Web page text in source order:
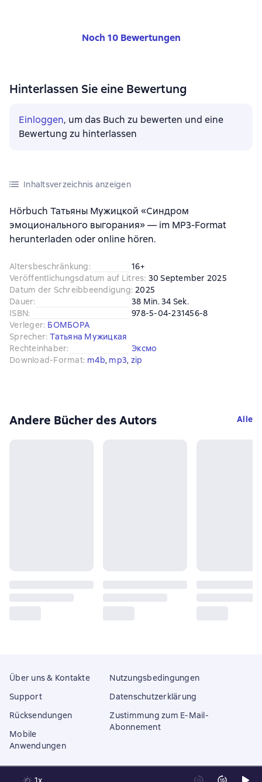
Noch 10 Bewertungen
Hinterlassen Sie eine Bewertung
Einloggen, um das Buch zu bewerten und eine
Bewertung zu hinterlassen
Inhaltsverzeichnis anzeigen
Hörbuch Татьяны Мужицкой «Синдром
эмоционального выгорания» — im MP3-Format
herunterladen oder online hören.
Altersbeschränkung:
16+
Veröffentlichungsdatum auf Litres: 30 September 2025
Datum der Schreibbeendigung: 2025
Dauer:
38 Min. 34 Sek.
ISBN:
978-5-04-231456-8
Verleger: БОМБОРА
Sprecher: Татьяна Мужицкая
Rechteinhaber:
Эксмо
Download-Format: m4b, mp3, zip
Andere Bücher des Autors Alle
Über uns & Kontakte
Support
Rücksendungen
Mobile
Anwendungen
Nutzungsbedingungen
Datenschutzerklärung
Zustimmung zum E-Mail-
Abonnement